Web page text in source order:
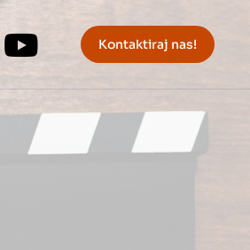
Kontaktiraj nas!